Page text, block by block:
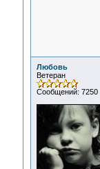
Любовь
Ветеран
Сообщений: 7250